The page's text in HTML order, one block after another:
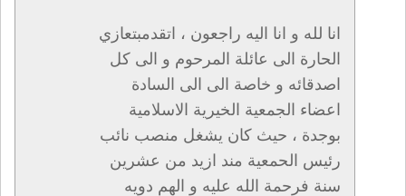
انا لله و انا اليه راجعون ، اتقدمبتعازي
الحارة الى عائلة المرحوم و الى كل
اصدقائه و خاصة الى الى السادة
اعضاء الجمعية الخيرية الاسلامية
بوجدة ، حيث كان يشغل منصب نائب
رئيس الحمعية مند ازيد من عشرين
سنة فرحمة الله عليه و الهم دويه